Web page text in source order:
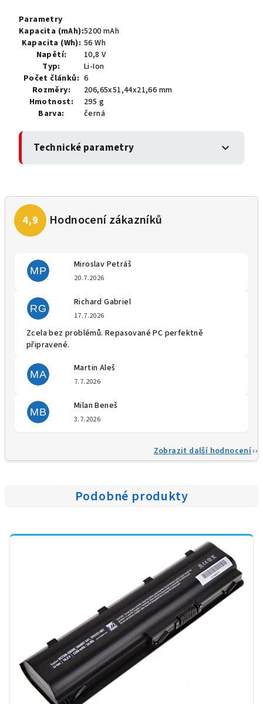
Parametry
Kapacita (mAh):5200 mAh
Kapacita (Wh): 56 Wh
Napětí:
10,8 V
Typ:
Li-Ion
Počet článků: 6
Rozměry:
206,65x51,44x21,66 mm
Hmotnost:
295 g
Barva:
černá
Technické parametry expand_more
MP
Miroslav Petráš
20.7.2026
RG
Richard Gabriel
17.7.2026
Zcela bez problémů. Repasované PC perfektně
připravené.
MA
Martin Aleš
7.7.2026
MB
Milan Beneš
3.7.2026
Zobrazit další hodnocení
Podobné produkty